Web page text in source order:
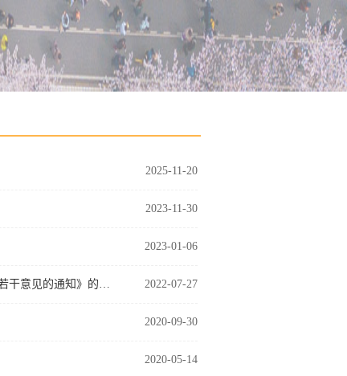
2025-11-20
2023-11-30
2023-01-06
2022-07-27
关于转发《国家卫生健康委关于印发进一步加强卫生健康行业内部审计工作若干意见的通知》的通知
2020-09-30
2020-05-14